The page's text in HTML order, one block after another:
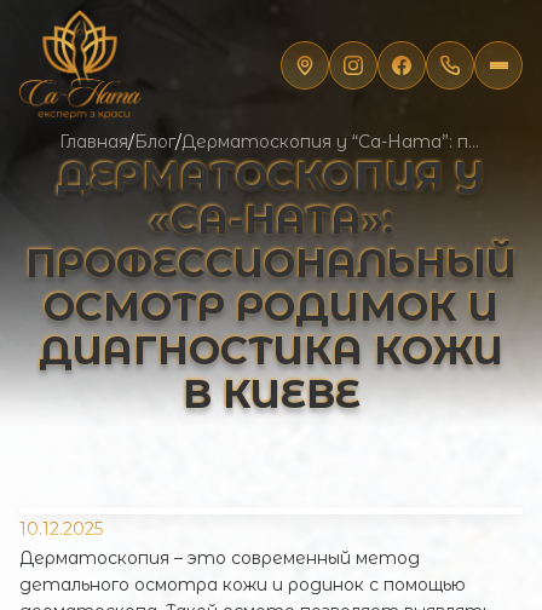
Главная/Блог/ Дерматоскопия у “Са-Ната”: профессиональный осмотр родимок и диагностика кожи в Киеве
ДЕРМАТОСКОПИЯ У
«СА-НАТА»:
ПРОФЕССИОНАЛЬНЫЙ
ОСМОТР РОДИМОК И
ДИАГНОСТИКА КОЖИ
В КИЕВЕ
10.12.2025
Дерматоскопия – это современный метод
детального осмотра кожи и родинок с помощью